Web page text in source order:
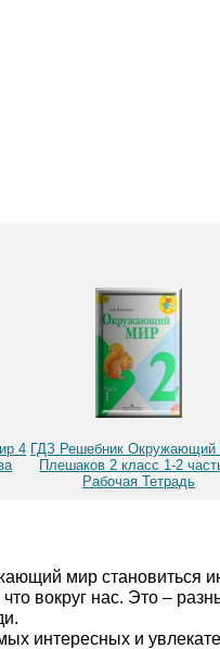
4 ГДЗ Решебник
Плешаков 2 класс 1-2
Рабочая Тетрадь
мир становиться
что вокруг нас. Это –
интересных и